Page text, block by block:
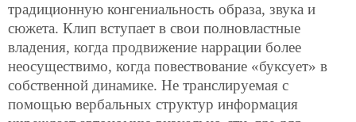
традиционную конгениальность образа, звука и
сюжета. Клип вступает в свои полновластные
владения, когда продвижение наррации более
неосуществимо, когда повествование «буксует» в
собственной динамике. Не транслируемая с
помощью вербальных структур информация